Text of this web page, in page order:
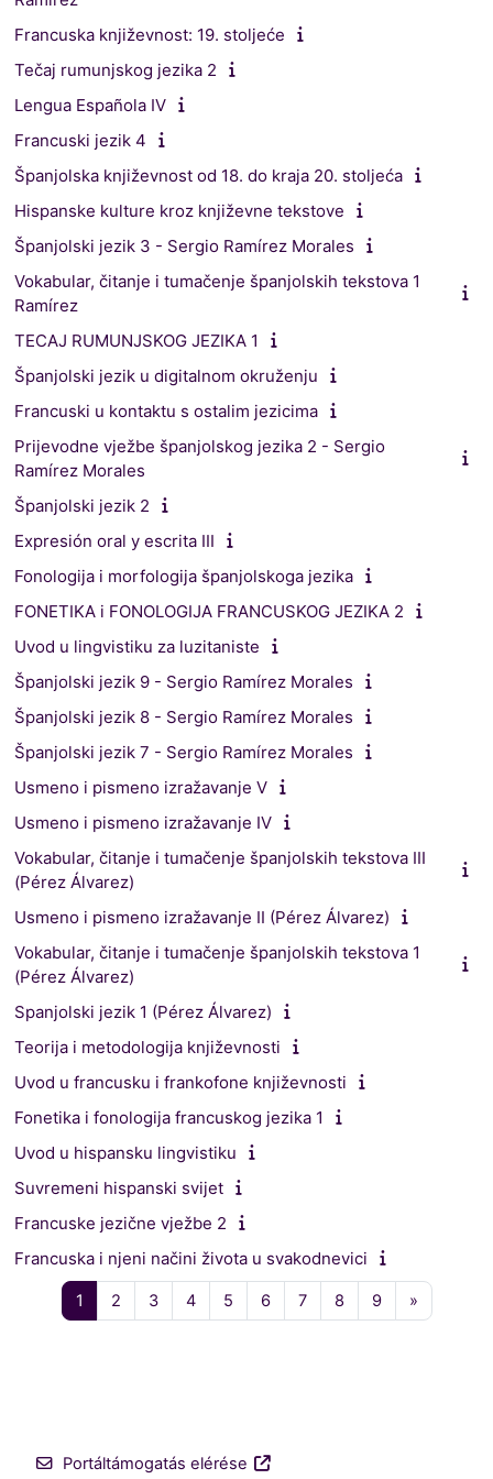
Francuska književnost: 19. stoljeće
Tečaj rumunjskog jezika 2
Lengua Española IV
Francuski jezik 4
Španjolska književnost od 18. do kraja 20. stoljeća
Hispanske kulture kroz književne tekstove
Španjolski jezik 3 - Sergio Ramírez Morales
Vokabular, čitanje i tumačenje španjolskih tekstova 1
Ramírez
TECAJ RUMUNJSKOG JEZIKA 1
Španjolski jezik u digitalnom okruženju
Francuski u kontaktu s ostalim jezicima
Prijevodne vježbe španjolskog jezika 2 - Sergio
Ramírez Morales
Španjolski jezik 2
Expresión oral y escrita III
Fonologija i morfologija španjolskoga jezika
FONETIKA i FONOLOGIJA FRANCUSKOG JEZIKA 2
Uvod u lingvistiku za luzitaniste
Španjolski jezik 9 - Sergio Ramírez Morales
Španjolski jezik 8 - Sergio Ramírez Morales
Španjolski jezik 7 - Sergio Ramírez Morales
Usmeno i pismeno izražavanje V
Usmeno i pismeno izražavanje IV
Vokabular, čitanje i tumačenje španjolskih tekstova III
(Pérez Álvarez)
Usmeno i pismeno izražavanje II (Pérez Álvarez)
Vokabular, čitanje i tumačenje španjolskih tekstova 1
(Pérez Álvarez)
Spanjolski jezik 1 (Pérez Álvarez)
Teorija i metodologija književnosti
Uvod u francusku i frankofone književnosti
Fonetika i fonologija francuskog jezika 1
Uvod u hispansku lingvistiku
Suvremeni hispanski svijet
Francuske jezične vježbe 2
Francuska i njeni načini života u svakodnevici
1 1 oldal
22 oldal
33 oldal
44 oldal
55 oldal
66 oldal
77 oldal
88 oldal
99 oldal
»
Portáltámogatás elérése